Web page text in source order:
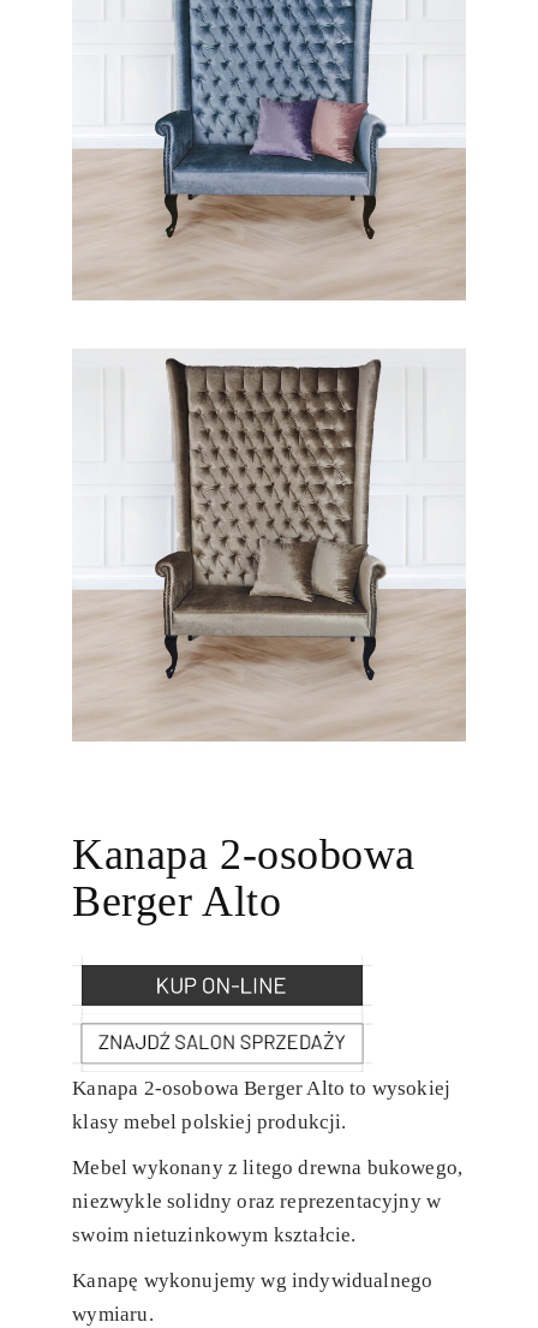
Kanapa 2-osobowa
Berger Alto
Kanapa 2-osobowa Berger Alto to wysokiej
klasy mebel polskiej produkcji.
Mebel wykonany z litego drewna bukowego,
niezwykle solidny oraz reprezentacyjny w
swoim nietuzinkowym kształcie.
Kanapę wykonujemy wg indywidualnego
wymiaru.